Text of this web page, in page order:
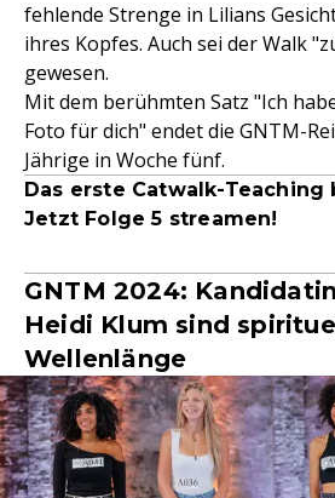
fehlende Strenge in Lilians
ihres Kopfes. Auch sei der Walk
gewesen.
Mit dem berühmten Satz "Ich
Foto für dich" endet die GNTM-
Jährige in Woche fünf.
Das erste Catwalk-Teaching
Jetzt Folge 5 streamen!
GNTM 2024:
Heidi Klum sind
Wellenlänge